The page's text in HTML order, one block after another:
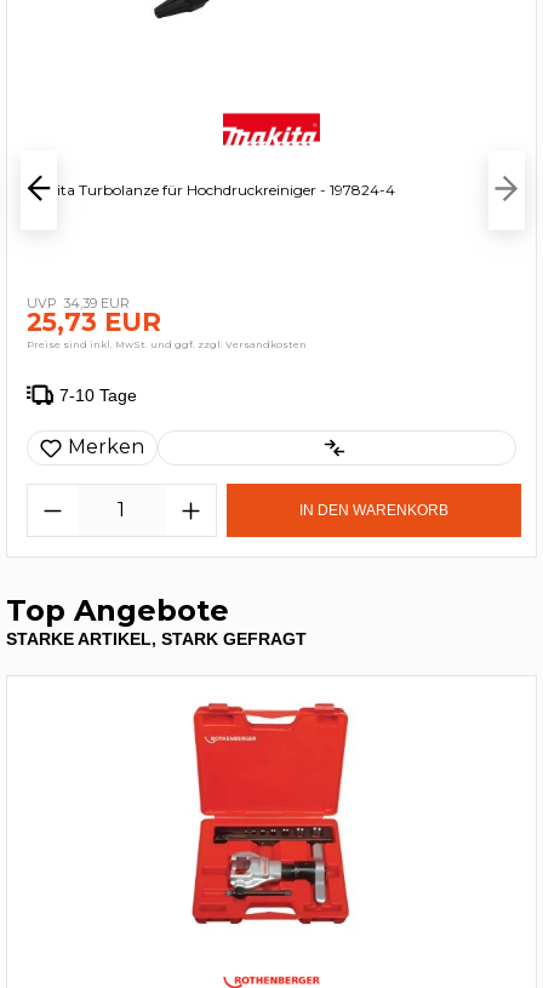
Makita Turbolanze für Hochdruckreiniger - 197824-4
34,39 EUR
25,73 EUR
Preise sind inkl. MwSt. und ggf. zzgl. Versandkosten
7-10 Tage
Merken
IN DEN WARENKORB
Top Angebote
STARKE ARTIKEL, STARK GEFRAGT